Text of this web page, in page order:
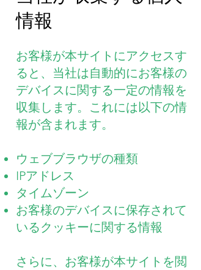
情報
お客様が本サイトにアクセスす
ると、当社は自動的にお客様の
デバイスに関する一定の情報を
収集します。これには以下の情
報が含まれます。
ウェブブラウザの種類
IPアドレス
タイムゾーン
お客様のデバイスに保存されて
いるクッキーに関する情報
さらに、お客様が本サイトを閲